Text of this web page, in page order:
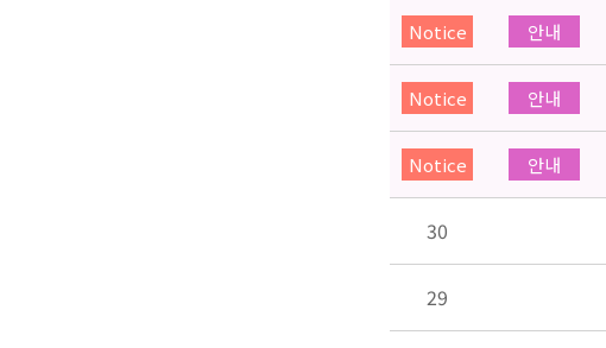
Notice 안내
Notice 안내
Notice 안내
30
29